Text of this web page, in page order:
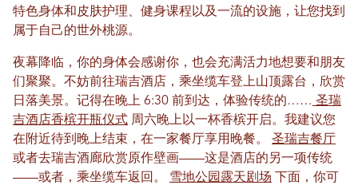
特色身体和皮肤护理、健身课程以及一流的设施，让您找到
属于自己的世外桃源。
夜幕降临，你的身体会感谢你，也会充满活力地想要和朋友
们聚聚。不妨前往瑞吉酒店，乘坐缆车登上山顶露台，欣赏
日落美景。记得在晚上 6:30 前到达，体验传统的…… 圣瑞
吉酒店香槟开瓶仪式 周六晚上以一杯香槟开启。我建议您
在附近待到晚上结束，在一家餐厅享用晚餐。 圣瑞吉餐厅
或者去瑞吉酒廊欣赏原作壁画——这是酒店的另一项传统
——或者，乘坐缆车返回。 雪地公园露天剧场 下面，你可